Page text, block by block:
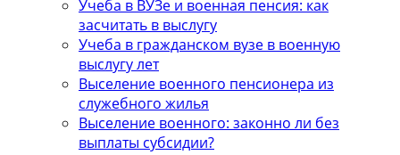
Учеба в ВУЗе и военная пенсия: как
засчитать в выслугу
Учеба в гражданском вузе в военную
выслугу лет
Выселение военного пенсионера из
служебного жилья
Выселение военного: законно ли без
выплаты субсидии?